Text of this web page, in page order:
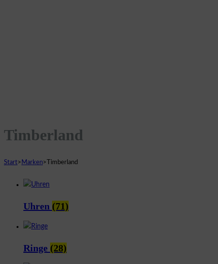
Timberland
Start> Marken> Timberland
Uhren (71)
Ringe (28)